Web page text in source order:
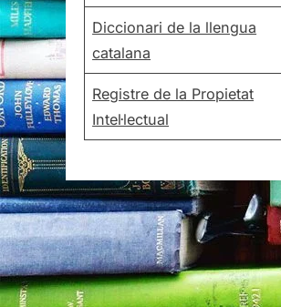
Diccionari de la llengua
catalana
Registre de la Propietat
Intel·lectual